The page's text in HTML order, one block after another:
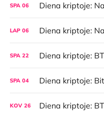
SPA 06
LAP 06
SPA 22
SPA 04
KOV 26